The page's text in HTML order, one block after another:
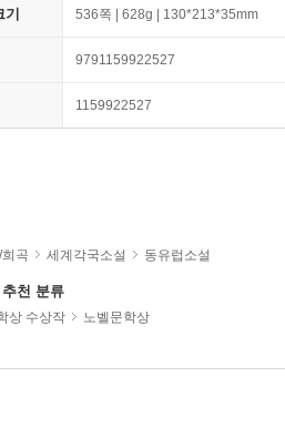
536쪽 | 628g | 130*213*35mm
9791159922527
1159922527
곡 세계각국소설 동유럽소설
천 분류
상 수상작 노벨문학상